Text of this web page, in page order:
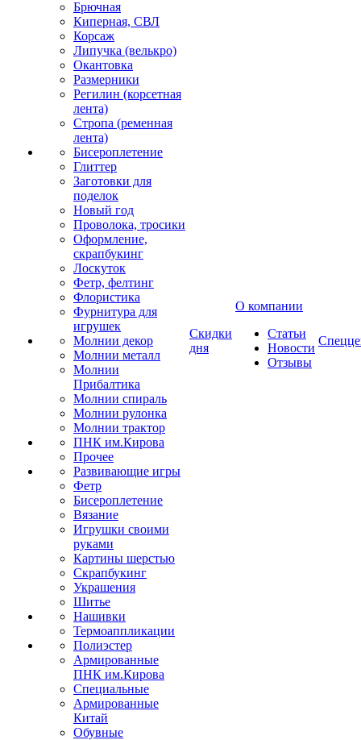
Брючная
Киперная, СВЛ
Корсаж
Липучка (велькро)
Окантовка
Размерники
Регилин (корсетная
лента)
Стропа (ременная
лента)
Бисероплетение
Глиттер
Заготовки для
поделок
Новый год
Проволока, тросики
Оформление,
скрапбукинг
Лоскуток
Фетр, фелтинг
Флористика
Фурнитура для
игрушек
Молнии декор
Молнии металл
Молнии
Прибалтика
Молнии спираль
Молнии рулонка
Молнии трактор
ПНК им.Кирова
Прочее
Развивающие игры
Фетр
Бисероплетение
Вязание
Игрушки своими
руками
Картины шерстью
Скрапбукинг
Украшения
Шитье
Нашивки
Термоаппликации
Полиэстер
Армированные
ПНК им.Кирова
Специальные
Армированные
Китай
Обувные
Скидки
дня
О компании
Статьи
Новости
Отзывы